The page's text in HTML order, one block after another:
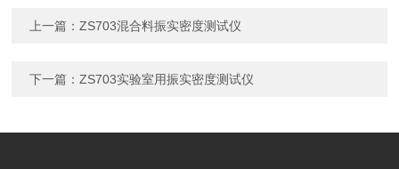
上一篇：ZS703混合料振实密度测试仪
下一篇：ZS703实验室用振实密度测试仪